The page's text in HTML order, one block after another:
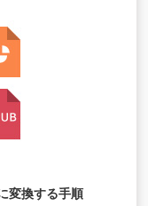
変換する手順